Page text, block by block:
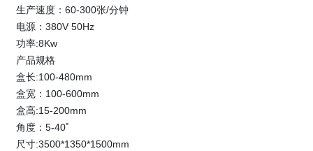
生产速度：60-300张/分钟
电源：380V 50Hz
功率:8Kw
产品规格
盒长:100-480mm
盒宽：100-600mm
盒高:15-200mm
角度：5-40˚
尺寸:3500*1350*1500mm